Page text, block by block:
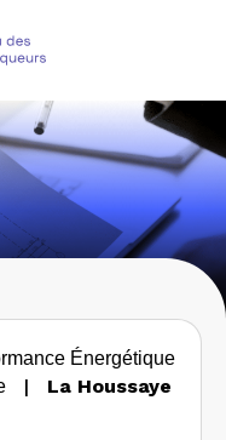
Énergétique
| La Houssaye